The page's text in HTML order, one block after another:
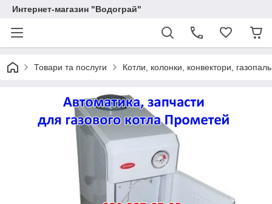
Интернет-магазин "Водограй"
Товари та послуги Котли, колонки, конвектори,